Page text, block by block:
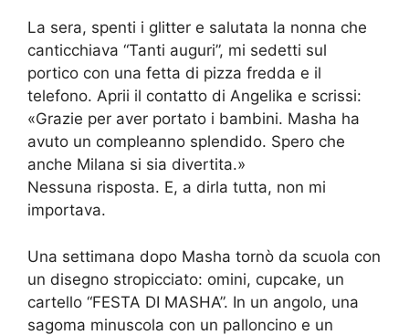
La sera, spenti i glitter e salutata la nonna che
canticchiava “Tanti auguri”, mi sedetti sul
portico con una fetta di pizza fredda e il
telefono. Aprii il contatto di Angelika e scrissi:
«Grazie per aver portato i bambini. Masha ha
avuto un compleanno splendido. Spero che
anche Milana si sia divertita.»
Nessuna risposta. E, a dirla tutta, non mi
importava.
Una settimana dopo Masha tornò da scuola con
un disegno stropicciato: omini, cupcake, un
cartello “FESTA DI MASHA”. In un angolo, una
sagoma minuscola con un palloncino e un